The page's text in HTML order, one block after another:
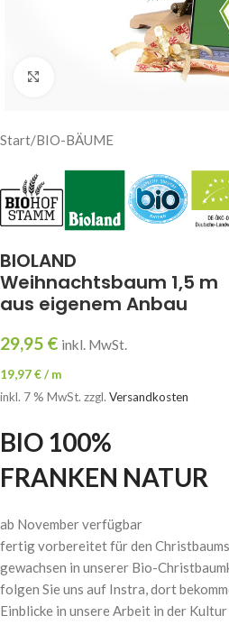
Klick zum Vergrößern
Start/BIO-BÄUME
BIOLAND
Weihnachtsbaum 1,5 m
aus eigenem Anbau
29,95 € inkl. MwSt.
19,97€/m
inkl. 7 % MwSt. zzgl. Versandkosten
BIO 100%
FRANKEN NATUR
ab November verfügbar
fertig vorbereitet für den
gewachsen in unserer Bio-
folgen Sie uns auf Instra, dort
Einblicke in unsere Arbeit in der Kultur